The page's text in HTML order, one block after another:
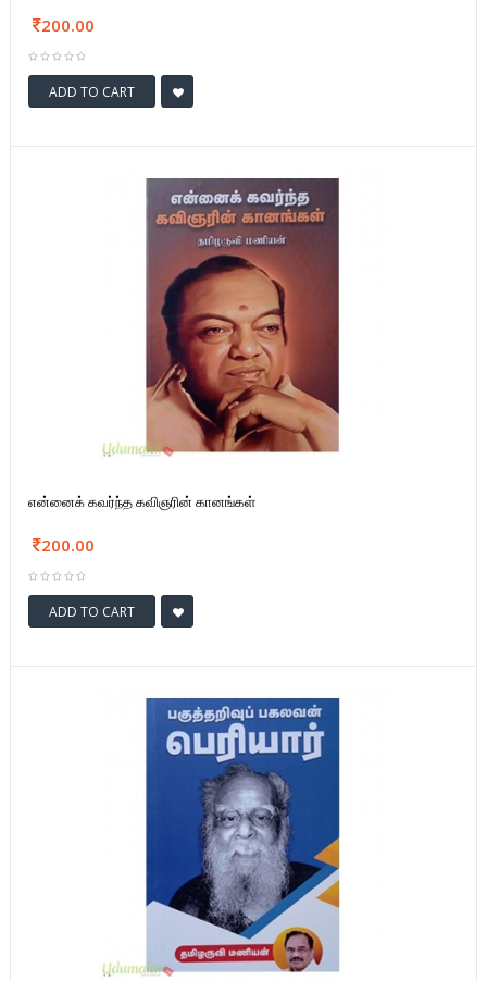
200.00
ADD TO CART
என்னைக் கவர்ந்த கவிஞரின் கானங்கள்
200.00
ADD TO CART